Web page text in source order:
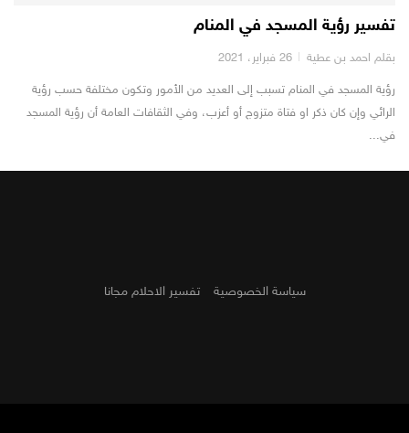
تفسير رؤية المسجد في المنام
بقلم احمد بن عطية 26 فبراير، 2021
رؤية المسجد في المنام تسبب إلى العديد من الأمور وتكون مختلفة حسب رؤية
الرائي وإن كان ذكر او فتاة متزوج أو أعزب، وفي الثقافات العامة أن رؤية المسجد
في...
سياسة الخصوصية تفسير الاحلام مجانا